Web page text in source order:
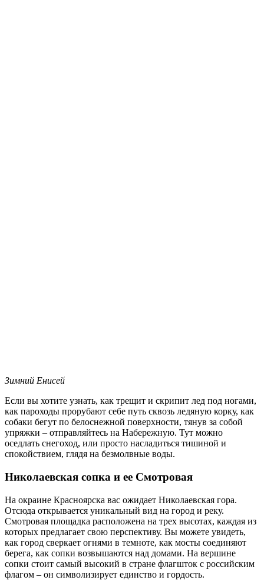
Зимний Енисей
Если вы хотите узнать, как трещит и скрипит лед под ногами,
как пароходы прорубают себе путь сквозь ледяную корку, как
собаки бегут по белоснежной поверхности, тянув за собой
упряжки – отправляйтесь на Набережную. Тут можно
оседлать снегоход, или просто насладиться тишиной и
спокойствием, глядя на безмолвные воды.
Николаевская сопка и ее Смотровая
На окраине Красноярска вас ожидает Николаевская гора.
Отсюда открывается уникальный вид на город и реку.
Смотровая площадка расположена на трех высотах, каждая из
которых предлагает свою перспективу. Вы можете увидеть,
как город сверкает огнями в темноте, как мосты соединяют
берега, как сопки возвышаются над домами. На вершине
сопки стоит самый высокий в стране флагшток с российским
флагом – он символизирует единство и гордость.